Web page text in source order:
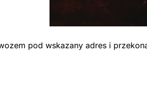
pod wskazany adres i